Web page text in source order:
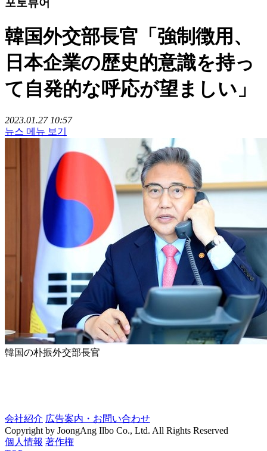
포토뷰어
韓国外交部長官「強制徴用、
日本企業の歴史的意識を持っ
て自発的な呼応が望ましい」
2023.01.27 10:57
뉴스 메뉴 보기
韓国の朴振外交部長官
会社紹介 広告案内・お問い合わせ
Copyright by JoongAng Ilbo Co., Ltd. All Rights Reserved
個人情報 著作権